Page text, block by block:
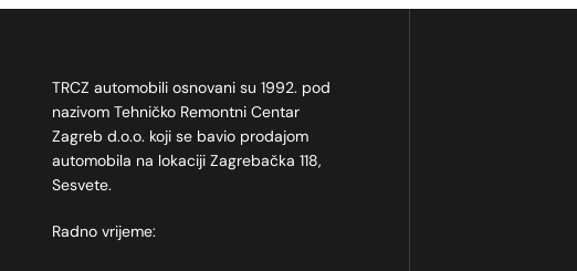
TRCZ automobili osnovani su 1992. pod
nazivom Tehničko Remontni Centar
Zagreb d.o.o. koji se bavio prodajom
automobila na lokaciji Zagrebačka 118,
Sesvete.
Radno vrijeme: